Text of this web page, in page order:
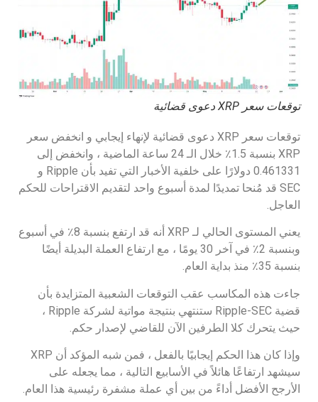
توقعات سعر XRP دعوى قضائية
توقعات سعر XRP دعوى قضائية لإنهاء إيجابي و انخفض سعر
XRP بنسبة 1.5٪ خلال الـ 24 ساعة الماضية ، وانخفض إلى
0.461331 دولارًا على خلفية الأخبار التي تفيد بأن Ripple و
SEC قد مُنحا تمديدًا لمدة أسبوع واحد لتقديم الاقتراحات للحكم
العاجل.
يعني المستوى الحالي لـ XRP أنه قد ارتفع بنسبة 8٪ في أسبوع
وبنسبة 2٪ في آخر 30 يومًا ، مع ارتفاع العملة البديلة أيضًا
بنسبة 35٪ منذ بداية العام.
جاءت هذه المكاسب عقب التوقعات الشعبية المتزايدة بأن
قضية Ripple-SEC ستنتهي بنتيجة مواتية لشركة Ripple ،
حيث يتحرك كلا الطرفين الآن للقاضي لإصدار حكم.
وإذا كان هذا الحكم إيجابيًا بالفعل ، فمن شبه المؤكد أن XRP
سيشهد ارتفاعًا هائلاً في الأسابيع التالية ، مما يجعله على
الأرجح الأفضل أداءً من بين أي عملة مشفرة رئيسية هذا العام.